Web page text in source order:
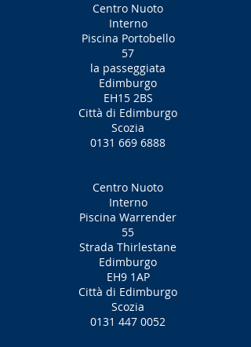
Centro Nuoto
Interno
Piscina Portobello
57
la passeggiata
Edimburgo
EH15 2BS
Città di Edimburgo
Scozia
0131 669 6888
Centro Nuoto
Interno
Piscina Warrender
55
Strada Thirlestane
Edimburgo
EH9 1AP
Città di Edimburgo
Scozia
0131 447 0052